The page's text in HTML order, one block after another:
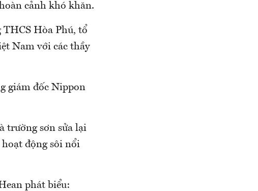
cảnh khó khăn.
Hòa Phú, tổ
Nam với các thầy
giám đốc Nippon
trường sơn sửa lại
động sôi nổi
phát biểu: